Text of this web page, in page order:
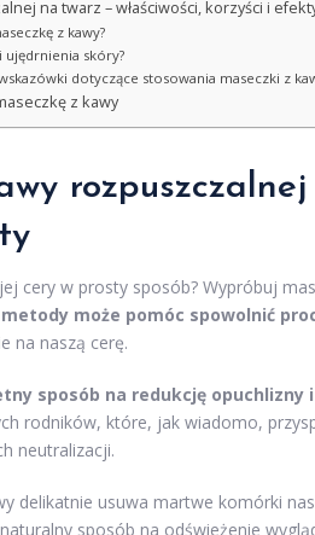
na twarz – właściwości, korzyści i
z kawy?
ujędrnienia skóry?
dotyczące stosowania maseczki z
z kawy
cery w prosty sposób? Wypróbuj
może pomóc spowolnić
na naszą cerę.
sposób na redukcję opuchlizny
rodników, które, jak wiadomo,
neutralizacji.
delikatnie usuwa martwe komórki
sposób na odświeżenie